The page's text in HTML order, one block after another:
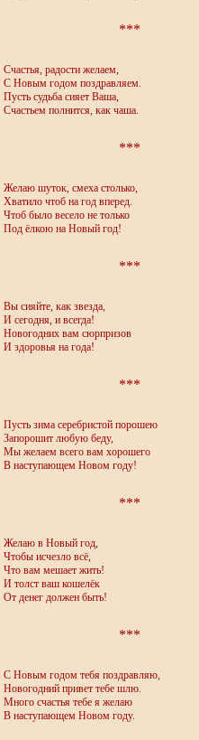
***
Счастья, радости желаем,
С Новым годом поздравляем.
Пусть судьба сияет Ваша,
Счастьем полнится, как чаша.
***
Желаю шуток, смеха столько,
Хватило чтоб на год вперед.
Чтоб было весело не только
Под ёлкою на Новый год!
***
Вы сияйте, как звезда,
И сегодня, и всегда!
Новогодних вам сюрпризов
И здоровья на года!
***
Пусть зима серебристой порошею
Запорошит любую беду,
Мы желаем всего вам хорошего
В наступающем Новом году!
***
Желаю в Новый год,
Чтобы исчезло всё,
Что вам мешает жить!
И толст ваш кошелёк
От денег должен быть!
***
С Новым годом тебя поздравляю,
Новогодний привет тебе шлю.
Много счастья тебе я желаю
В наступающем Новом году.